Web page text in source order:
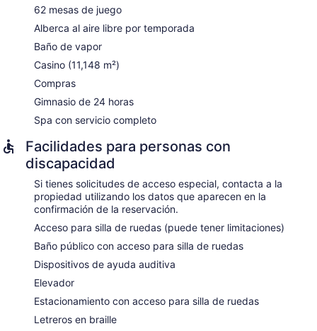
62 mesas de juego
Alberca al aire libre por temporada
Baño de vapor
Casino (11,148 m²)
Compras
Gimnasio de 24 horas
Spa con servicio completo
Facilidades para personas con
discapacidad
Si tienes solicitudes de acceso especial, contacta a la
propiedad utilizando los datos que aparecen en la
confirmación de la reservación.
Acceso para silla de ruedas (puede tener limitaciones)
Baño público con acceso para silla de ruedas
Dispositivos de ayuda auditiva
Elevador
Estacionamiento con acceso para silla de ruedas
Letreros en braille